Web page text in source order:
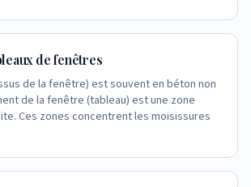
de fenêtres
de la fenêtre) est souvent en béton non
de la fenêtre (tableau) est une zone
Ces zones concentrent les moisissures